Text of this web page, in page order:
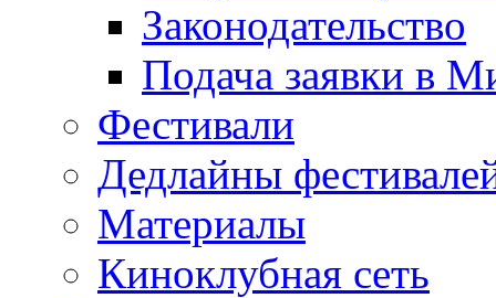
Законодательство
Подача заявки в
Фестивали
Дедлайны
Материалы
Киноклубная сеть